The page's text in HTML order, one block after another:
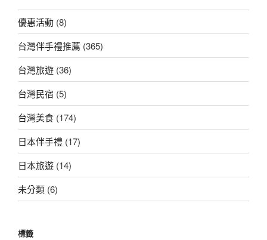
優惠活動 (8)
台灣伴手禮推薦 (365)
台灣旅遊 (36)
台灣民宿 (5)
台灣美食 (174)
日本伴手禮 (17)
日本旅遊 (14)
未分類 (6)
標籤